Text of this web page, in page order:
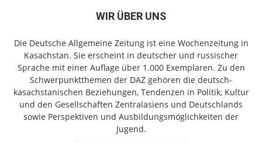
WIR ÜBER UNS
Die Deutsche Allgemeine Zeitung ist eine Wochenzeitung in
Kasachstan. Sie erscheint in deutscher und russischer
Sprache mit einer Auflage über 1.000 Exemplaren. Zu den
Schwerpunktthemen der DAZ gehören die deutsch-
kasachstanischen Beziehungen, Tendenzen in Politik, Kultur
und den Gesellschaften Zentralasiens und Deutschlands
sowie Perspektiven und Ausbildungsmöglichkeiten der
Jugend.